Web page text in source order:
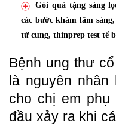
Gói quà tặng sàng
các bước khám lâm
tử cung, thinprep test tế
Bệnh ung thư
là nguyên
cho chị em
đầu xảy ra khi